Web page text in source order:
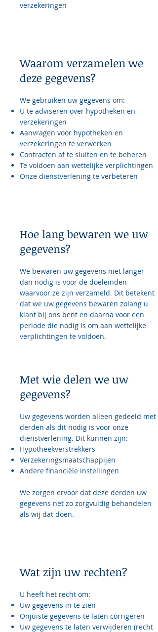
verzekeringen
Waarom verzamelen we
deze gegevens?
We gebruiken uw gegevens om:
U te adviseren over hypotheken en
verzekeringen
Aanvragen voor hypotheken en
verzekeringen te verwerken
Contracten af te sluiten en te beheren
Te voldoen aan wettelijke verplichtingen
Onze dienstverlening te verbeteren
Hoe lang bewaren we uw
gegevens?
We bewaren uw gegevens niet langer
dan nodig is voor de doeleinden
waarvoor ze zijn verzameld. Dit betekent
dat we uw gegevens bewaren zolang u
klant bij ons bent en daarna voor een
periode die nodig is om aan wettelijke
verplichtingen te voldoen.
Met wie delen we uw
gegevens?
Uw gegevens worden alleen gedeeld met
derden als dit nodig is voor onze
dienstverlening. Dit kunnen zijn:
Hypotheekverstrekkers
Verzekeringsmaatschappijen
Andere financiële instellingen
We zorgen ervoor dat deze derden uw
gegevens net zo zorgvuldig behandelen
als wij dat doen.
Wat zijn uw rechten?
U heeft het recht om:
Uw gegevens in te zien
Onjuiste gegevens te laten corrigeren
Uw gegevens te laten verwijderen (recht